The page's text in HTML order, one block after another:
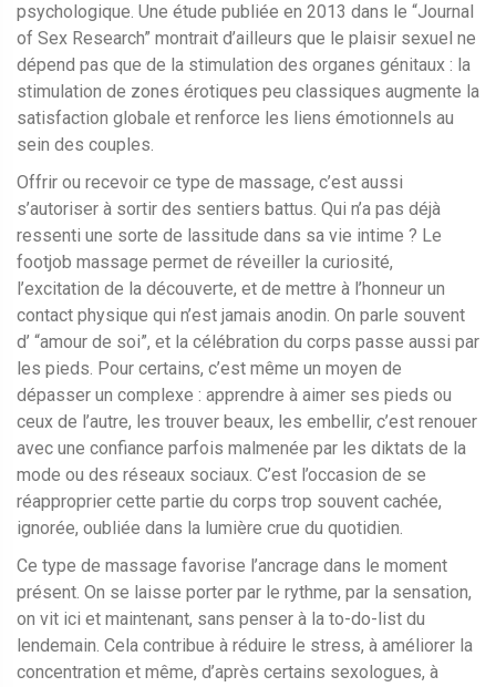
psychologique. Une étude publiée en 2013 dans le “Journal
of Sex Research” montrait d’ailleurs que le plaisir sexuel ne
dépend pas que de la stimulation des organes génitaux : la
stimulation de zones érotiques peu classiques augmente la
satisfaction globale et renforce les liens émotionnels au
sein des couples.
Offrir ou recevoir ce type de massage, c’est aussi
s’autoriser à sortir des sentiers battus. Qui n’a pas déjà
ressenti une sorte de lassitude dans sa vie intime ? Le
footjob massage permet de réveiller la curiosité,
l’excitation de la découverte, et de mettre à l’honneur un
contact physique qui n’est jamais anodin. On parle souvent
d’ “amour de soi”, et la célébration du corps passe aussi par
les pieds. Pour certains, c’est même un moyen de
dépasser un complexe : apprendre à aimer ses pieds ou
ceux de l’autre, les trouver beaux, les embellir, c’est renouer
avec une confiance parfois malmenée par les diktats de la
mode ou des réseaux sociaux. C’est l’occasion de se
réapproprier cette partie du corps trop souvent cachée,
ignorée, oubliée dans la lumière crue du quotidien.
Ce type de massage favorise l’ancrage dans le moment
présent. On se laisse porter par le rythme, par la sensation,
on vit ici et maintenant, sans penser à la to-do-list du
lendemain. Cela contribue à réduire le stress, à améliorer la
concentration et même, d’après certains sexologues, à